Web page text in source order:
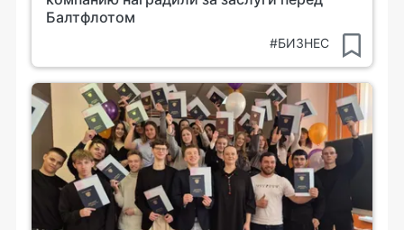
Балтфлотом
#БИЗНЕС